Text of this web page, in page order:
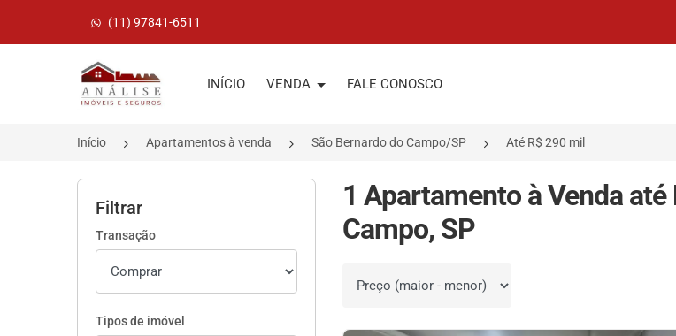
(11) 97841-6511
Página inicial
INÍCIO VENDA FALE CONOSCO
Início Apartamentos à venda São Bernardo do Campo/SP Até R$ 290 mil
Filtrar
Transação
Tipos de imóvel
1 Apartamento à Venda
Campo, SP
Ordenar por